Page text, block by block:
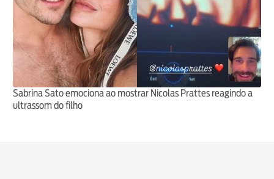
Sabrina Sato emociona ao mostrar Nicolas Prattes reagindo a
ultrassom do filho